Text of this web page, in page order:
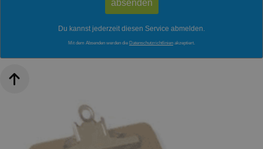
Du kannst jederzeit diesen Service abmelden.
Mit dem Absenden werden die Datenschutzrichtlinien akzeptiert.